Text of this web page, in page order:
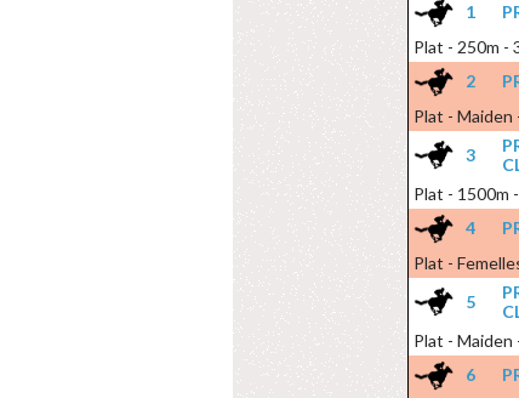
1
Plat - 250m -
2
Plat - Maiden
3
Plat - 1500m
4
Plat -
5
Plat - Maiden
6